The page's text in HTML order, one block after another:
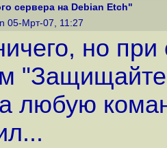
сервера на Debian Etch"
05-Мрт-07, 11:27
но
любую